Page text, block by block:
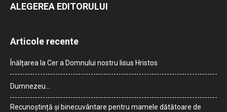
ALEGEREA EDITORULUI
Articole recente
Înălțarea la Cer a Domnului nostru Iisus Hristos
Dumnezeu…
Recunoștință și binecuvântare pentru mamele dătătoare de